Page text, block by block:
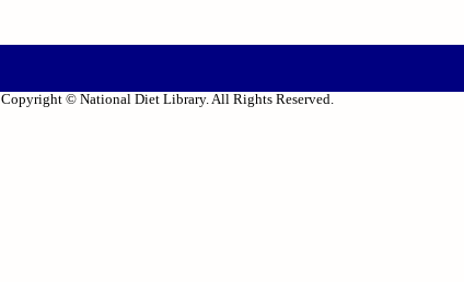
Copyright © National Diet Library. All Rights Reserved.